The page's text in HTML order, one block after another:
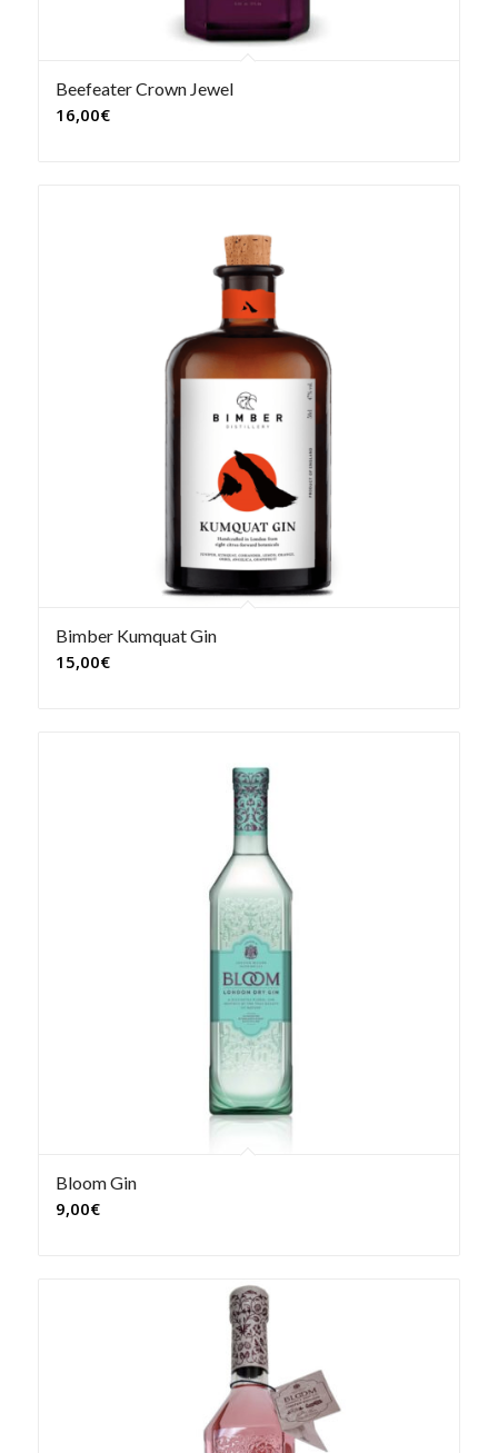
Beefeater Crown Jewel
16,00€
Bimber Kumquat Gin
15,00€
Bloom Gin
9,00€